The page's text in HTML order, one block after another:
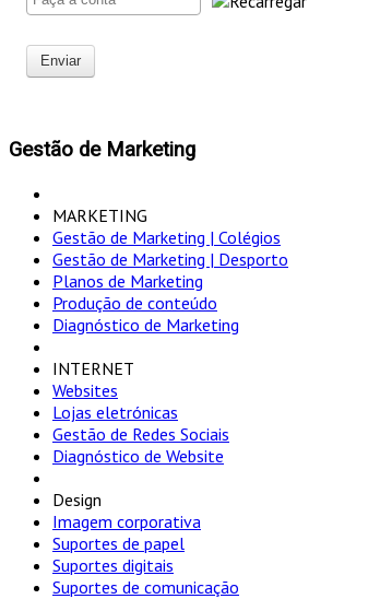
Enviar
Gestão de Marketing
MARKETING
Gestão de Marketing | Colégios
Gestão de Marketing | Desporto
Planos de Marketing
Produção de conteúdo
Diagnóstico de Marketing
INTERNET
Websites
Lojas eletrónicas
Gestão de Redes Sociais
Diagnóstico de Website
Design
Imagem corporativa
Suportes de papel
Suportes digitais
Suportes de comunicação